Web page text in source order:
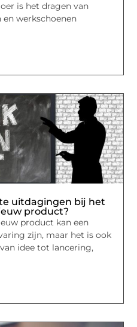
is het dragen van
werkschoenen
uitdagingen bij het
product?
product kan een
zijn, maar het is ook
idee tot lancering,